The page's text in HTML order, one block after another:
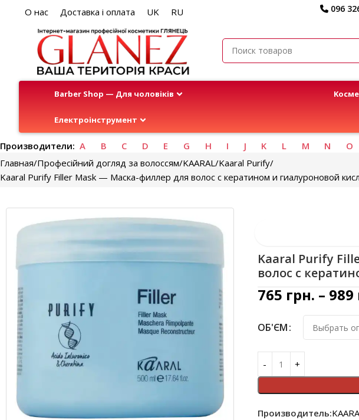
О нас Доставка і оплата UK RU 096
Barber Shop — Для чоловіків
Електроінструмент
Производители: A B C D E G H I J K L M N O
Главная Професійний догляд за волоссям KAARAL Kaaral Purify
Kaaral Purify Filler Mask — Маска-филлер для волос с кератином и гиалуроновой
Kaaral Purify
волос с
765 грн. – 989
ОБ'ЄМ
Производитель: